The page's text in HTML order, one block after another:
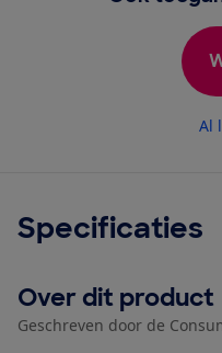
Al
Specificaties
Over dit product
Geschreven door de